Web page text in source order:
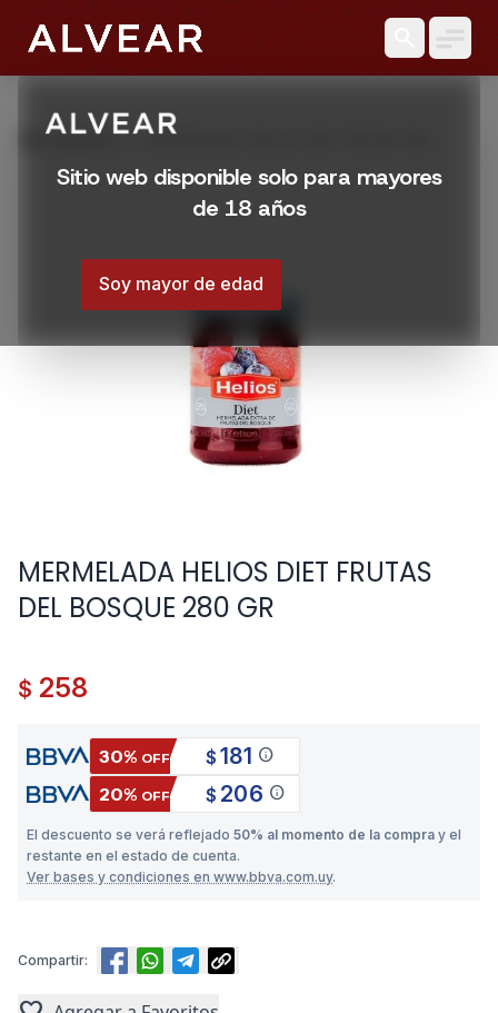
Sitio web disponible solo para mayores
de 18 años
Soy mayor de edad
Productos
MERMELADA HELIOS DIET FRUTAS DEL
MERMELADA HELIOS DIET FRUTAS
DEL BOSQUE 280 GR
$ 258
30% OFF $ 181 info
20% OFF $ 206 info
El descuento se verá reflejado 50% al momento de la compra y el
restante en el estado de cuenta.
Ver bases y condiciones en www.bbva.com.uy.
Compartir: